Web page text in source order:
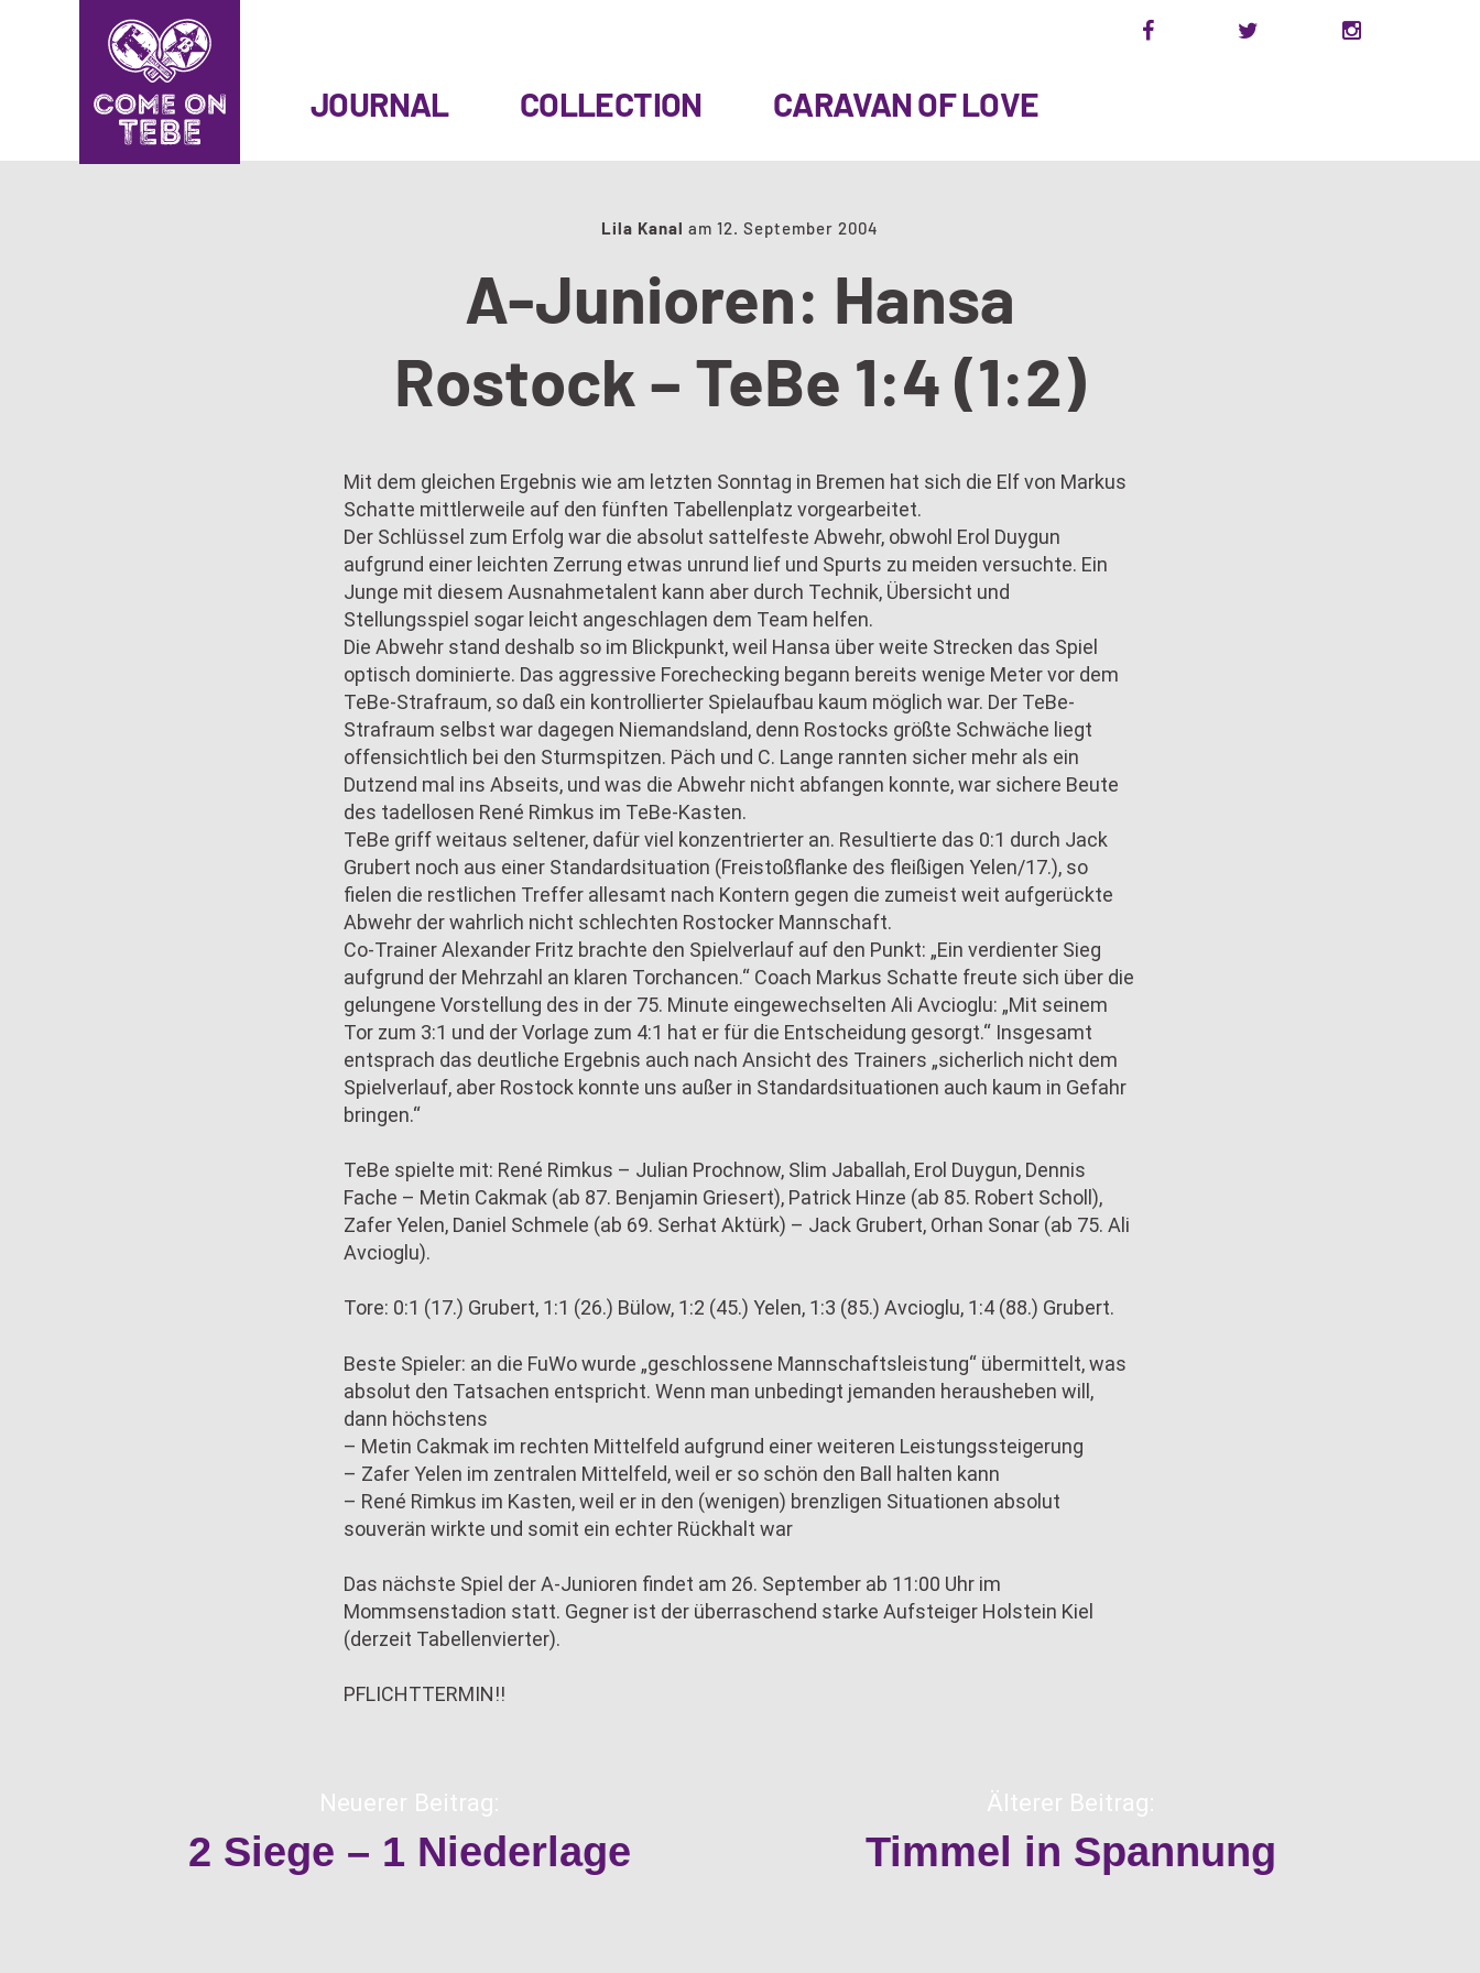
CONTENT
JOURNAL COLLECTION CARAVAN OF LOVE
Lila Kanal am 12. September 2004
A-Junioren: Hansa
Rostock – TeBe 1:4 (1:2)
Mit dem gleichen Ergebnis wie am letzten Sonntag in Bremen hat sich die Elf von Markus
Schatte mittlerweile auf den fünften Tabellenplatz vorgearbeitet.
Der Schlüssel zum Erfolg war die absolut sattelfeste Abwehr, obwohl Erol Duygun
aufgrund einer leichten Zerrung etwas unrund lief und Spurts zu meiden versuchte. Ein
Junge mit diesem Ausnahmetalent kann aber durch Technik, Übersicht und
Stellungsspiel sogar leicht angeschlagen dem Team helfen.
Die Abwehr stand deshalb so im Blickpunkt, weil Hansa über weite Strecken das Spiel
optisch dominierte. Das aggressive Forechecking begann bereits wenige Meter vor dem
TeBe-Strafraum, so daß ein kontrollierter Spielaufbau kaum möglich war. Der TeBe-
Strafraum selbst war dagegen Niemandsland, denn Rostocks größte Schwäche liegt
offensichtlich bei den Sturmspitzen. Päch und C. Lange rannten sicher mehr als ein
Dutzend mal ins Abseits, und was die Abwehr nicht abfangen konnte, war sichere Beute
des tadellosen René Rimkus im TeBe-Kasten.
TeBe griff weitaus seltener, dafür viel konzentrierter an. Resultierte das 0:1 durch Jack
Grubert noch aus einer Standardsituation (Freistoßflanke des fleißigen Yelen/17.), so
fielen die restlichen Treffer allesamt nach Kontern gegen die zumeist weit aufgerückte
Abwehr der wahrlich nicht schlechten Rostocker Mannschaft.
Co-Trainer Alexander Fritz brachte den Spielverlauf auf den Punkt: „Ein verdienter Sieg
aufgrund der Mehrzahl an klaren Torchancen.“ Coach Markus Schatte freute sich über die
gelungene Vorstellung des in der 75. Minute eingewechselten Ali Avcioglu: „Mit seinem
Tor zum 3:1 und der Vorlage zum 4:1 hat er für die Entscheidung gesorgt.“ Insgesamt
entsprach das deutliche Ergebnis auch nach Ansicht des Trainers „sicherlich nicht dem
Spielverlauf, aber Rostock konnte uns außer in Standardsituationen auch kaum in Gefahr
bringen.“
TeBe spielte mit: René Rimkus – Julian Prochnow, Slim Jaballah, Erol Duygun, Dennis
Fache – Metin Cakmak (ab 87. Benjamin Griesert), Patrick Hinze (ab 85. Robert Scholl),
Zafer Yelen, Daniel Schmele (ab 69. Serhat Aktürk) – Jack Grubert, Orhan Sonar (ab 75. Ali
Avcioglu).
Tore: 0:1 (17.) Grubert, 1:1 (26.) Bülow, 1:2 (45.) Yelen, 1:3 (85.) Avcioglu, 1:4 (88.) Grubert.
Beste Spieler: an die FuWo wurde „geschlossene Mannschaftsleistung“ übermittelt, was
absolut den Tatsachen entspricht. Wenn man unbedingt jemanden herausheben will,
dann höchstens
– Metin Cakmak im rechten Mittelfeld aufgrund einer weiteren Leistungssteigerung
– Zafer Yelen im zentralen Mittelfeld, weil er so schön den Ball halten kann
– René Rimkus im Kasten, weil er in den (wenigen) brenzligen Situationen absolut
souverän wirkte und somit ein echter Rückhalt war
Das nächste Spiel der A-Junioren findet am 26. September ab 11:00 Uhr im
Mommsenstadion statt. Gegner ist der überraschend starke Aufsteiger Holstein Kiel
(derzeit Tabellenvierter).
PFLICHTTERMIN!!
Neuerer Beitrag:
2 Siege – 1 Niederlage
Älterer Beitrag:
Timmel in Spannung